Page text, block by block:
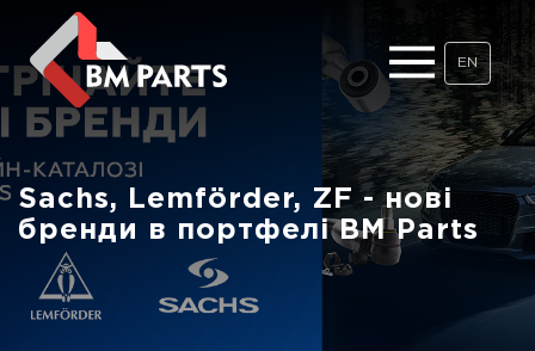
EN
Sachs, Lemförder, ZF - нові
бренди в портфелі BM Parts